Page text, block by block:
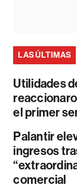
LAS ÚLTIMAS
Utilidades
el primer
Palantir
ingresos
comercial